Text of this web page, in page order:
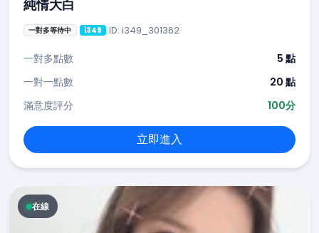
純情大白
一對多等待中 i349 ID: i349_301362
一對多點數
5 點
一對一點數
20 點
滿意度評分
100分
立即進入
在線